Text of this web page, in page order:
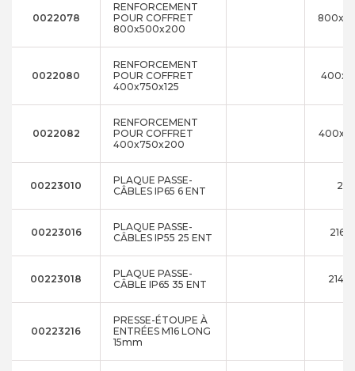
0022078
RENFORCEMENT
POUR COFFRET
800x500x200
0022080
RENFORCEMENT
POUR COFFRET
400x750x125
0022082
RENFORCEMENT
POUR COFFRET
400x750x200
00223010
PLAQUE PASSE-
CÂBLES IP65 6 ENT
00223016
PLAQUE PASSE-
CÂBLES IP55 25 ENT
00223018
PLAQUE PASSE-
CÂBLE IP65 35 ENT
00223216
PRESSE-ÉTOUPE À
ENTRÉES M16 LONG
15mm